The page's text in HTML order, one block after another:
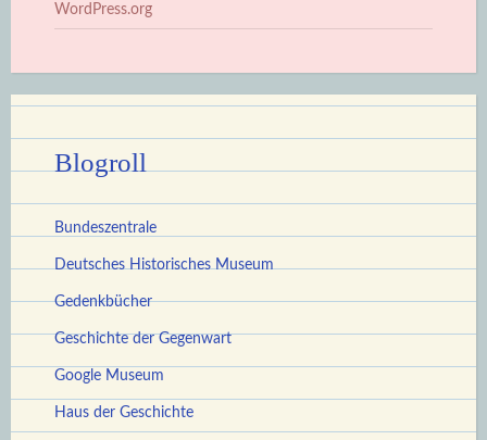
WordPress.org
Blogroll
Bundeszentrale
Deutsches Historisches Museum
Gedenkbücher
Geschichte der Gegenwart
Google Museum
Haus der Geschichte